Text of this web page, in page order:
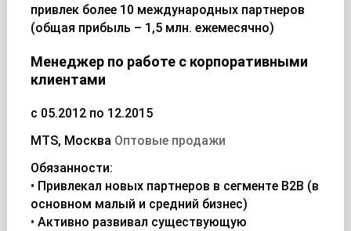
привлек более 10 международных партнеров
(общая прибыль – 1,5 млн. ежемесячно)
Менеджер по работе с корпоративными
клиентами
с 05.2012 по 12.2015
МТS, Москва Оптовые продажи
Обязанности:
• Привлекал новых партнеров в сегменте B2B (в
основном малый и средний бизнес)
• Активно развивал существующую